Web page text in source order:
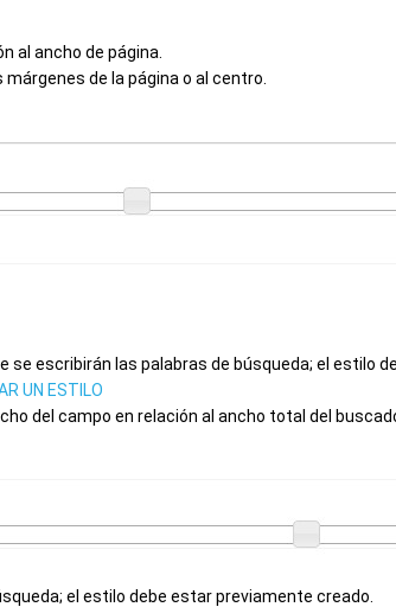
al ancho de página.
de la página o al centro.
se escribirán las palabras de búsqueda; el estilo
UN ESTILO
del campo en relación al ancho total del
el estilo debe estar previamente creado.